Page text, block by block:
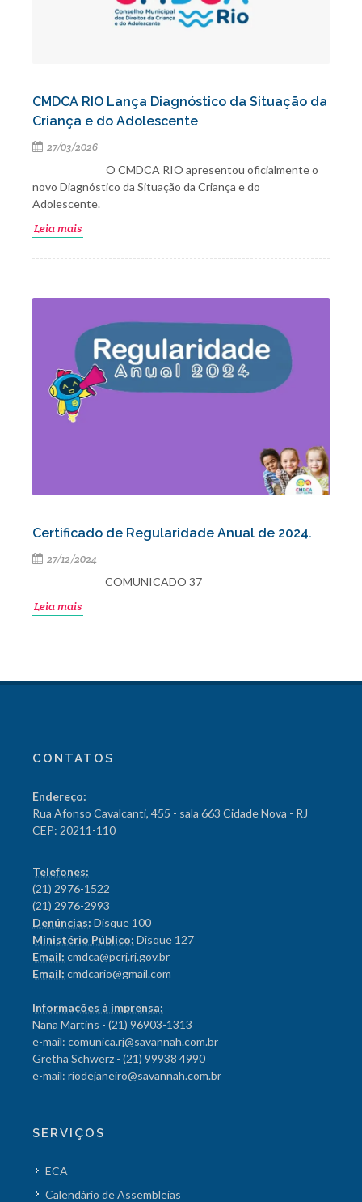
CMDCA RIO Lança Diagnóstico da Situação da
Criança e do Adolescente
27/03/2026
O CMDCA RIO apresentou oficialmente o
novo Diagnóstico da Situação da Criança e do
Adolescente.
Leia mais
Certificado de Regularidade Anual de 2024.
27/12/2024
COMUNICADO 37
Leia mais
CONTATOS
Endereço:
Rua Afonso Cavalcanti, 455 - sala 663 Cidade Nova - RJ
CEP: 20211-110
Telefones:
(21) 2976-1522
(21) 2976-2993
Denúncias: Disque 100
Ministério Público: Disque 127
Email: cmdca@pcrj.rj.gov.br
Email: cmdcario@gmail.com
Informações à imprensa:
Nana Martins - (21) 96903-1313
e-mail: comunica.rj@savannah.com.br
Gretha Schwerz - (21) 99938 4990
e-mail: riodejaneiro@savannah.com.br
SERVIÇOS
ECA
Calendário de Assembleias